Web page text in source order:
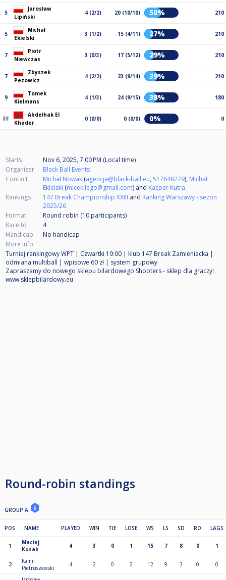
5
Jarosław
Lipiński
4 (2/2) 20 (10/10) 50% 210
5
Michał
Ekielski
3 (1/2) 15 (4/11) 27% 210
7
Piotr
Niewczas
3 (0/3) 17 (5/12) 29% 210
7
Zbyszek
Pezowicz
4 (2/2) 23 (9/14) 39% 210
9
Tomek
Kielmans
4 (1/3) 24 (9/15) 38% 180
FF
Abdelhak El
Khader
0 (0/0) 0 (0/0) 0% 0
Starts
Nov 6, 2025, 7:00 PM (Local time)
Organizer
Black Ball Events
Contact
Michał Nowak (agencja@black-ball.eu,517648279), Michał
Ekielski (micekilego@gmail.com) and Kacper Kutra
Rankings
147 Break Championship XXIII and Ranking Warszawy - sezon
2025/26
Format
Round robin (10 participants)
Race to
4
Handicap
No handicap
More info
Turniej rankingowy WPT | Czwartki 19:00 | klub 147 Break Zamieniecka |
odmiana multiball | wpisowe 60 zł | system grupowy
Zapraszamy do nowego sklepu bilardowego Shooters - sklep dla graczy!
www.sklepbilardowy.eu
Round-robin standings
GROUP A
POS NAME PLAYED WIN TIE LOSE WS LS SD RO LAGS
1
Maciej
Kusak
4 3 0 1 15 7 8 0 1
2
Kamil
Pietruszewski
4 2 0 2 12 9 3 0 0